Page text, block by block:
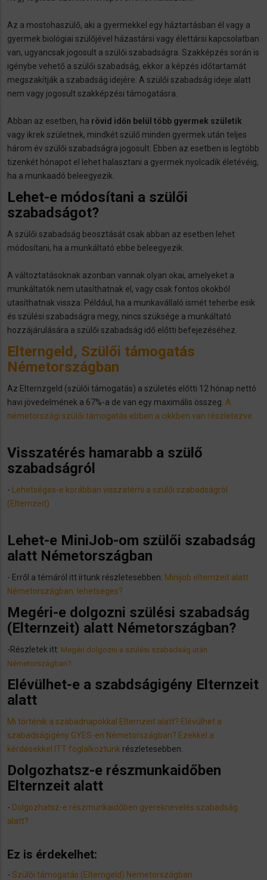
Az a mostohaszülő, aki a gyermekkel egy háztartásban él vagy a
gyermek biológiai szülőjével házastársi vagy élettársi kapcsolatban
van, ugyancsak jogosult a szülői szabadságra. Szakképzés során is
igénybe vehető a szülői szabadság, ekkor a képzés időtartamát
megszakítják a szabadság idejére. A szülői szabadság ideje alatt
nem vagy jogosult szakképzési támogatásra.
Abban az esetben, ha rövid időn belül több gyermek születik
vagy ikrek születnek, mindkét szülő minden gyermek után teljes
három év szülői szabadságra jogosult. Ebben az esetben is legtöbb
tizenkét hónapot el lehet halasztani a gyermek nyolcadik életévéig,
ha a munkaadó beleegyezik.
Lehet-e módosítani a szülői
szabadságot?
A szülői szabadság beosztását csak abban az esetben lehet
módosítani, ha a munkáltató ebbe beleegyezik.
A változtatásoknak azonban vannak olyan okai, amelyeket a
munkáltatók nem utasíthatnak el, vagy csak fontos okokból
utasíthatnak vissza: Például, ha a munkavállaló ismét teherbe esik
és szülési szabadságra megy, nincs szüksége a munkáltató
hozzájárulására a szülői szabadság idő előtti befejezéséhez.
Elterngeld, Szülői támogatás
Németországban
Az Elternzgeld (szülői támogatás) a születés előtti 12 hónap nettó
havi jövedelmének a 67%-a de van egy maximális összeg. A
németországi szülői támogatás ebben a cikkben van részletezve.
Visszatérés hamarabb a szülő
szabadságról
-
​Lehetséges-e korábban visszatérni a szülői szabadságról
(Elternzeit)
Lehet-e MiniJob-om szülői szabadság
alatt Németországban
- Erről a témáról itt írtunk részletesebben: Minijob elternzeit alatt
Németországban. lehetseges?
Megéri-e dolgozni szülési szabadság
(Elternzeit) alatt Németországban?
​-Részletek itt: Megéri dolgozni a szülési szabadság után
Németországban?
​Elévülhet-e a szabdságigény Elternzeit
alatt
Mi történik a szabadnapokkal Elternzeit alatt? Elévülhet a
szabadságigény GYES-en Németországban? Ezekkel a
kérdésekkel ITT foglalkoztunk részletesebben.
Dolgozhatsz-e részmunkaidőben
Elternzeit alatt
- Dolgozhatsz-e részmunkaidőben gyereknevelés szabadság
alatt?
Ez is érdekelhet:
- Szülői támogatás (Elterngeld) Németországban​